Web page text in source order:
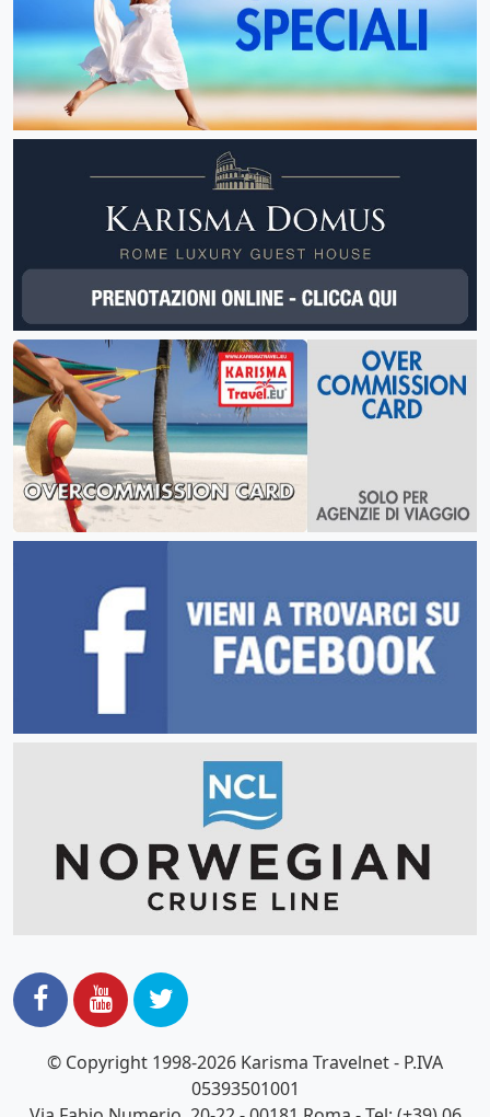
© Copyright 1998-2026 Karisma Travelnet - P.IVA
05393501001